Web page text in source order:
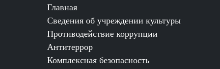
Главная
Сведения об учреждении культуры
Противодействие коррупции
Антитеррор
Комплексная безопасность